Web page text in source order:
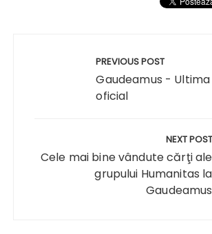
PREVIOUS POST
Gaudeamus - Ultima
oficial
NEXT POST
Cele mai bine vândute cărţi ale
grupului Humanitas la
Gaudeamus